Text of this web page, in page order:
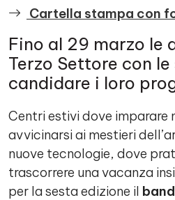
Cartella stampa con
Fino al 29 marzo le
Terzo Settore con
candidare i loro
Centri estivi dove imparare
avvicinarsi ai mestieri
nuove tecnologie, dove
trascorrere una vacanza
per la sesta edizione il